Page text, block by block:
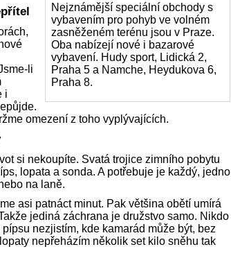
Nejznámější speciální obchody s
vybavením pro pohyb ve volném
zasněženém terénu jsou v Praze.
Oba nabízejí nové i bazarové
vybavení. Hudy sport, Lidická 2,
Praha 5 a Namche, Heydukova 6,
Praha 8.
li
i
omezení z toho vyplývajících.
si nekoupíte. Svatá trojice zimního pobytu
lopata a sonda. A potřebuje je každý, jedno
na laně.
asi patnáct minut. Pak většina obětí umírá
jediná záchrana je družstvo samo. Nikdo
nezjistím, kde kamarád může být, bez
nepřeházím několik set kilo sněhu tak